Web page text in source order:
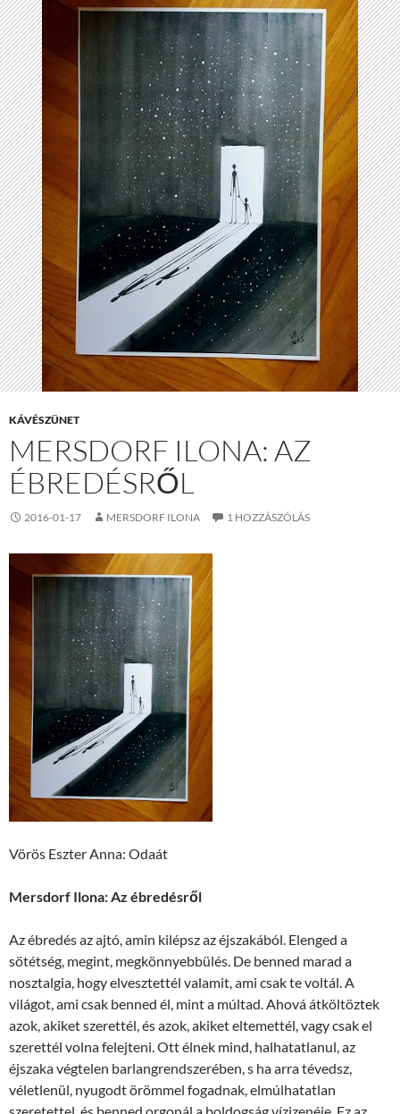
KÁVÉSZÜNET
MERSDORF ILONA: AZ
ÉBREDÉSRŐL
2016-01-17 MERSDORF ILONA 1 HOZZÁSZÓLÁS
Vörös Eszter Anna: Odaát
Mersdorf Ilona: Az ébredésről
Az ébredés az ajtó, amin kilépsz az éjszakából. Elenged a
sötétség, megint, megkönnyebbülés. De benned marad a
nosztalgia, hogy elvesztettél valamit, ami csak te voltál. A
világot, ami csak benned él, mint a múltad. Ahová átköltöztek
azok, akiket szerettél, és azok, akiket eltemettél, vagy csak el
szerettél volna felejteni. Ott élnek mind, halhatatlanul, az
éjszaka végtelen barlangrendszerében, s ha arra tévedsz,
véletlenül, nyugodt örömmel fogadnak, elmúlhatatlan